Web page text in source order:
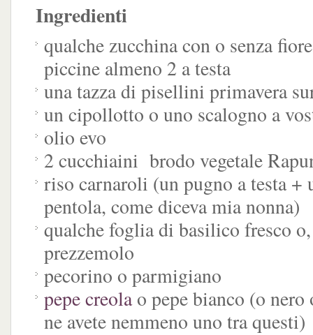
Ingredienti
qualche zucchina con o senza
piccine almeno 2 a testa
una tazza di pisellini primavera
un cipollotto o uno scalogno a
olio evo
2 cucchiaini brodo vegetale
riso carnaroli (un pugno a testa +
pentola, come diceva mia nonna)
qualche foglia di basilico fresco
prezzemolo
pecorino o parmigiano
pepe creolao pepe bianco (o nero
ne avete nemmeno uno tra questi)